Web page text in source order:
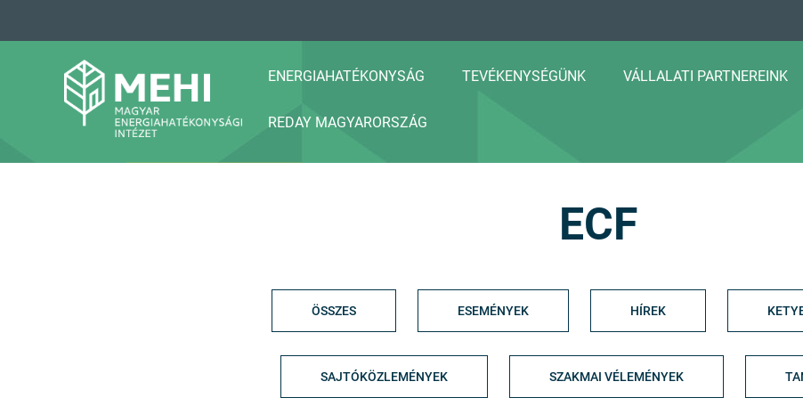
ENERGIAHATÉKONYSÁG TEVÉKENYSÉGÜNK VÁLLALATI PARTNEREINK
REDAY MAGYARORSZÁG
ECF
ÖSSZES ESEMÉNYEK HÍREK
SAJTÓKÖZLEMÉNYEK SZAKMAI VÉLEMÉNYEK